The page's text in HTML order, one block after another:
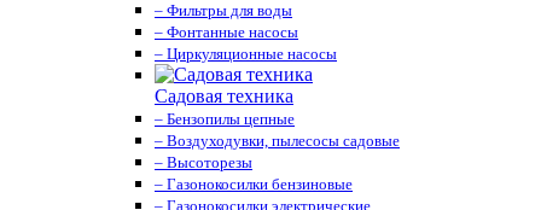
– Фильтры для воды
– Фонтанные насосы
– Циркуляционные насосы
Садовая техника
– Бензопилы цепные
– Воздуходувки, пылесосы садовые
– Высоторезы
– Газонокосилки бензиновые
– Газонокосилки электрические